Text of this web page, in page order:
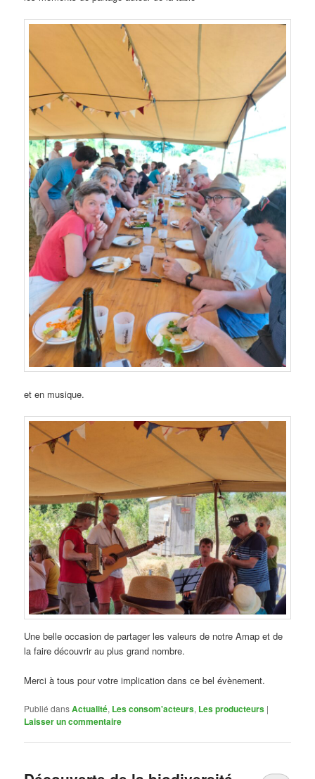
et en musique.
Une belle occasion de partager les valeurs de notre Amap et de
la faire découvrir au plus grand nombre.
Merci à tous pour votre implication dans ce bel évènement.
Publié dansActualité, Les consom'acteurs, Les producteurs |
Laisser un commentaire